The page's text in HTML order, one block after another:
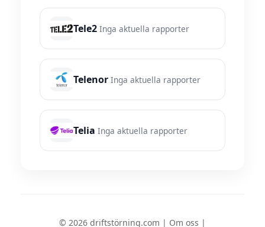
Tele2 Inga aktuella rapporter
Telenor Inga aktuella rapporter
Telia Inga aktuella rapporter
© 2026 driftstörning.com | Om oss |